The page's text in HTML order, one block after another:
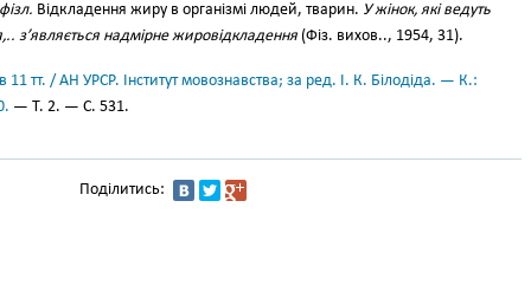
Відкладення жиру в організмі людей, тварин. У жінок, які ведуть
з’являється надмірне жировідкладення (Фіз. вихов.., 1954, 31).
11 тт. / АН УРСР. Інститут мовознавства; за ред. І. К. Білодіда. — К.:
— Т. 2. — С. 531.
Поділитись: